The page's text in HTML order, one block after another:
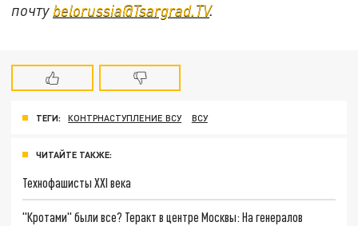
почту belorussia@Tsargrad.TV.
ТЕГИ: КОНТРНАСТУПЛЕНИЕ ВСУ ВСУ
ЧИТАЙТЕ ТАКЖЕ:
Технофашисты XXI века
"Кротами" были все? Теракт в центре Москвы: На генералов